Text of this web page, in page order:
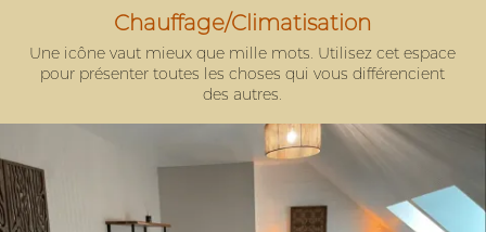
Chauffage/Climatisation
Une icône vaut mieux que mille mots. Utilisez cet espace
pour présenter toutes les choses qui vous différencient
des autres.